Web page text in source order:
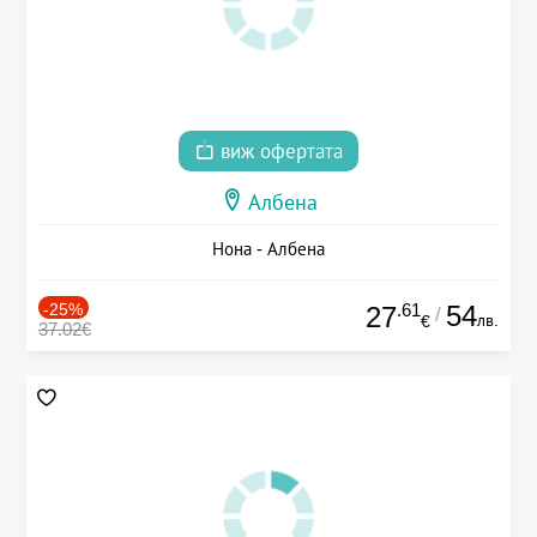
виж офертата
Албена
Нона - Албена
-25%
37.02€ 27.61
€ / 54лв.